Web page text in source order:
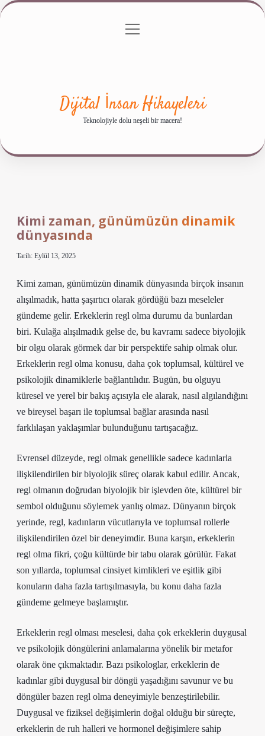
Gizlilik Politikası
menüyü
Dijital İnsan Hikayeleri
Teknolojiyle dolu neşeli bir macera!
Kimi zaman, günümüzün dinamik
dünyasında
Tarih: Eylül 13, 2025
Kimi zaman, günümüzün dinamik dünyasında birçok insanın
alışılmadık, hatta şaşırtıcı olarak gördüğü bazı meseleler
gündeme gelir. Erkeklerin regl olma durumu da bunlardan
biri. Kulağa alışılmadık gelse de, bu kavramı sadece biyolojik
bir olgu olarak görmek dar bir perspektife sahip olmak olur.
Erkeklerin regl olma konusu, daha çok toplumsal, kültürel ve
psikolojik dinamiklerle bağlantılıdır. Bugün, bu olguyu
küresel ve yerel bir bakış açısıyla ele alarak, nasıl algılandığını
ve bireysel başarı ile toplumsal bağlar arasında nasıl
farklılaşan yaklaşımlar bulunduğunu tartışacağız.
Evrensel düzeyde, regl olmak genellikle sadece kadınlarla
ilişkilendirilen bir biyolojik süreç olarak kabul edilir. Ancak,
regl olmanın doğrudan biyolojik bir işlevden öte, kültürel bir
sembol olduğunu söylemek yanlış olmaz. Dünyanın birçok
yerinde, regl, kadınların vücutlarıyla ve toplumsal rollerle
ilişkilendirilen özel bir deneyimdir. Buna karşın, erkeklerin
regl olma fikri, çoğu kültürde bir tabu olarak görülür. Fakat
son yıllarda, toplumsal cinsiyet kimlikleri ve eşitlik gibi
konuların daha fazla tartışılmasıyla, bu konu daha fazla
gündeme gelmeye başlamıştır.
Erkeklerin regl olması meselesi, daha çok erkeklerin duygusal
ve psikolojik döngülerini anlamalarına yönelik bir metafor
olarak öne çıkmaktadır. Bazı psikologlar, erkeklerin de
kadınlar gibi duygusal bir döngü yaşadığını savunur ve bu
döngüler bazen regl olma deneyimiyle benzeştirilebilir.
Duygusal ve fiziksel değişimlerin doğal olduğu bir süreçte,
erkeklerin de ruh halleri ve hormonel değişimlere sahip